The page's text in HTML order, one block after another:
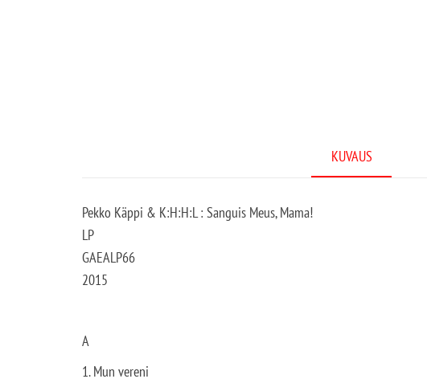
KUVAUS
Pekko Käppi & K:H:H:L : Sanguis Meus, Mama!
LP
GAEALP66
2015
A
1. Mun vereni